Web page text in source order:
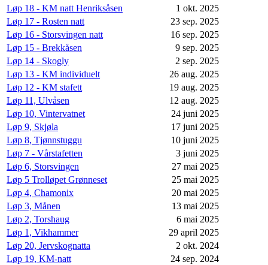
Løp 18 - KM natt Henriksåsen
1 okt. 2025
Løp 17 - Rosten natt
23 sep. 2025
Løp 16 - Storsvingen natt
16 sep. 2025
Løp 15 - Brekkåsen
9 sep. 2025
Løp 14 - Skogly
2 sep. 2025
Løp 13 - KM individuelt
26 aug. 2025
Løp 12 - KM stafett
19 aug. 2025
Løp 11, Ulvåsen
12 aug. 2025
Løp 10, Vintervatnet
24 juni 2025
Løp 9, Skjøla
17 juni 2025
Løp 8, Tjønnstuggu
10 juni 2025
Løp 7 - Vårstafetten
3 juni 2025
Løp 6, Storsvingen
27 mai 2025
Løp 5 Trolløpet Grønneset
25 mai 2025
Løp 4, Chamonix
20 mai 2025
Løp 3, Månen
13 mai 2025
Løp 2, Torshaug
6 mai 2025
Løp 1, Vikhammer
29 april 2025
Løp 20, Jervskognatta
2 okt. 2024
Løp 19, KM-natt
24 sep. 2024